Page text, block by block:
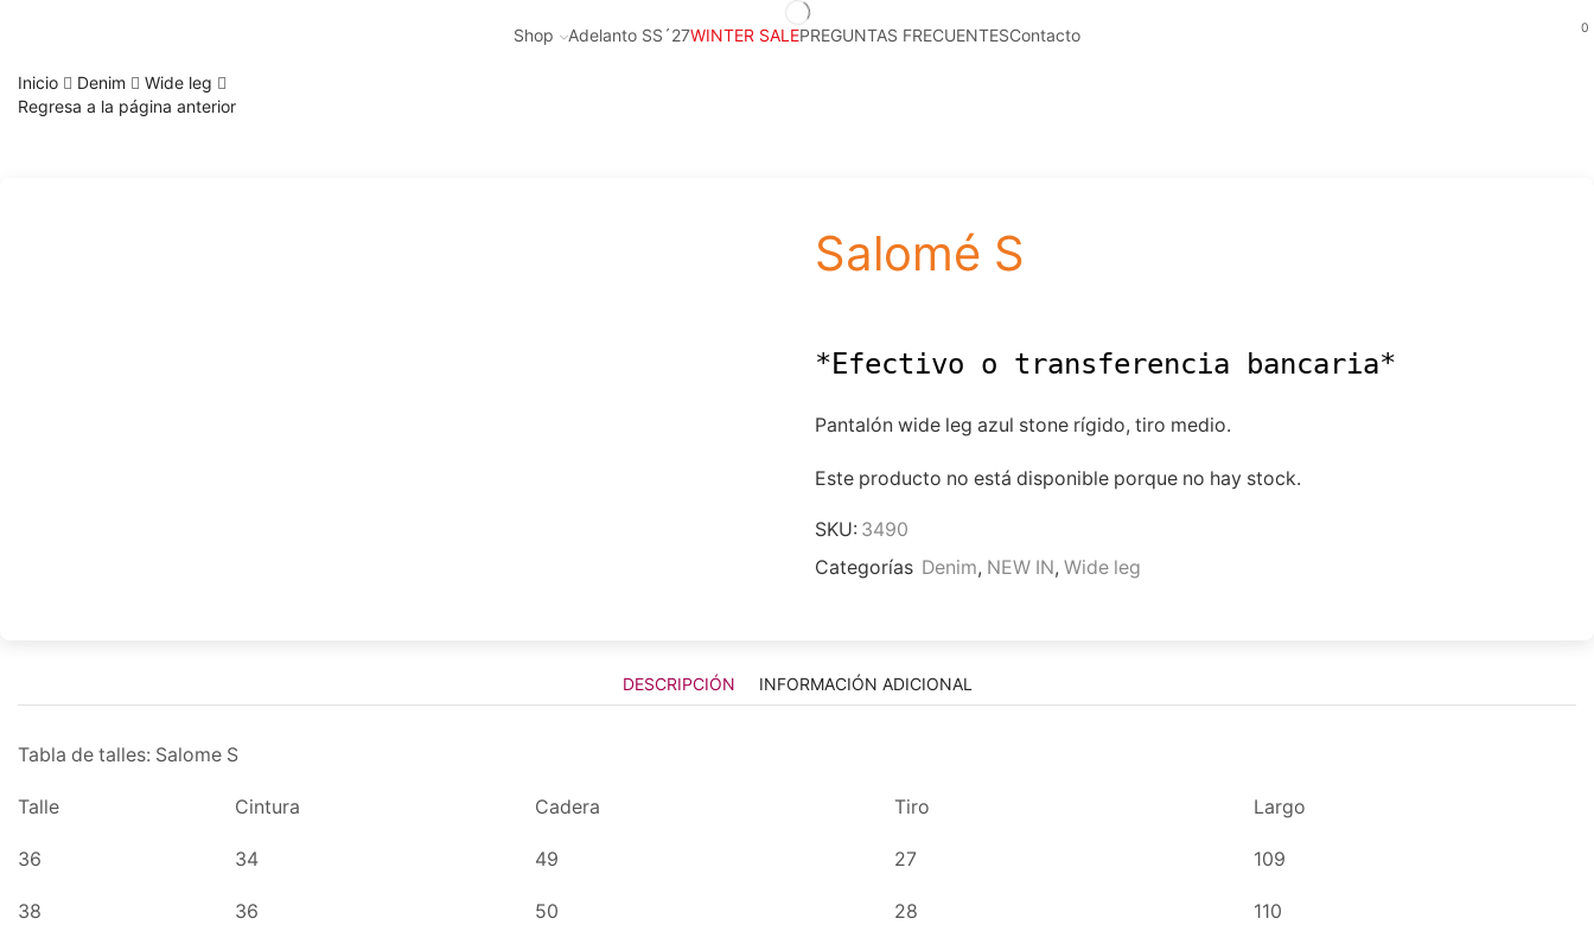
Shop Adelanto SS´27WINTER SALEPREGUNTAS FRECUENTESContacto 0
Inicio Denim
Wide leg
Regresa a la página anterior
Salomé S
*Efectivo o transferencia bancaria*
Pantalón wide leg azul stone rígido, tiro medio.
Este producto no está disponible porque no hay stock.
SKU: 3490
Categorías Denim, NEW IN, Wide leg
DESCRIPCIÓN INFORMACIÓN ADICIONAL
Tabla de talles: Salome S
Talle Cintura Cadera Tiro Largo
36 34 49 27 109
38 36 50 28 110